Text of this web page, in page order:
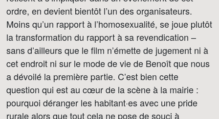
ordre, en devient bientôt l’un des organisateurs.
Moins qu’un rapport à l’homosexualité, se joue plutôt
la transformation du rapport à sa revendication –
sans d’ailleurs que le film n’émette de jugement ni à
cet endroit ni sur le mode de vie de Benoît que nous
a dévoilé la première partie. C’est bien cette
question qui est au cœur de la scène à la mairie :
pourquoi déranger les habitant·es avec une pride
rurale alors que tout cela ne pose de souci à